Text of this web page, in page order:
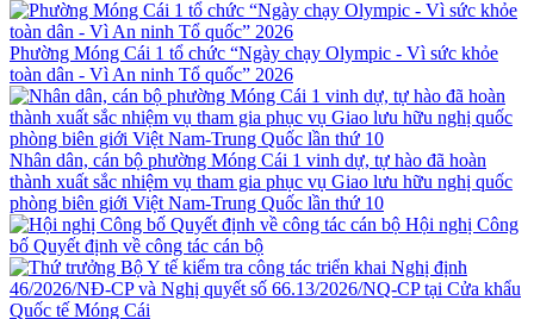
Phường Móng Cái 1 tổ chức “Ngày chạy Olympic - Vì sức khỏe
toàn dân - Vì An ninh Tổ quốc” 2026
Nhân dân, cán bộ phường Móng Cái 1 vinh dự, tự hào đã hoàn
thành xuất sắc nhiệm vụ tham gia phục vụ Giao lưu hữu nghị quốc
phòng biên giới Việt Nam-Trung Quốc lần thứ 10
Hội nghị Công
bố Quyết định về công tác cán bộ